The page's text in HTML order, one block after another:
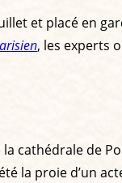
et placé en
, les experts
cathédrale de
la proie d’un